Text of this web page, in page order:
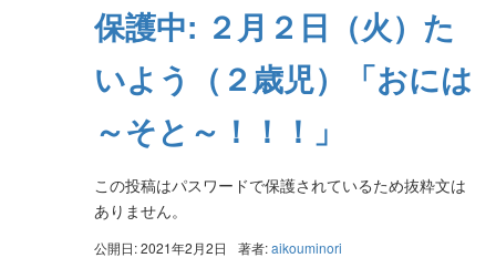
保護中: ２月２日（火）た
いよう（２歳児）「おには
～そと～！！！」
この投稿はパスワードで保護されているため抜粋文は
ありません。
公開日: 2021年2月2日 著者:aikouminori